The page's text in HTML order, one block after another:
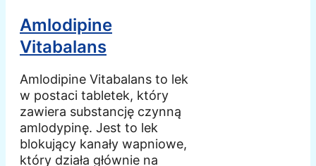
Amlodipine
Vitabalans
Amlodipine Vitabalans to lek
w postaci tabletek, który
zawiera substancję czynną
amlodypinę. Jest to lek
blokujący kanały wapniowe,
który działa głównie na